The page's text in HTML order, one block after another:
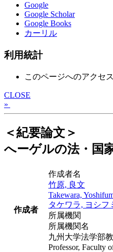
Google
Google Scholar
Google Books
カーリル
利用統計
このページへのアクセ
CLOSE
»
＜紀要論文＞
へーゲルの法・国
作成者
作成者名
竹原, 良文
Takewara,
タケワラ, ヨシフ
所属機関
所属機関名
九州大学法学部
Professor, Faculty